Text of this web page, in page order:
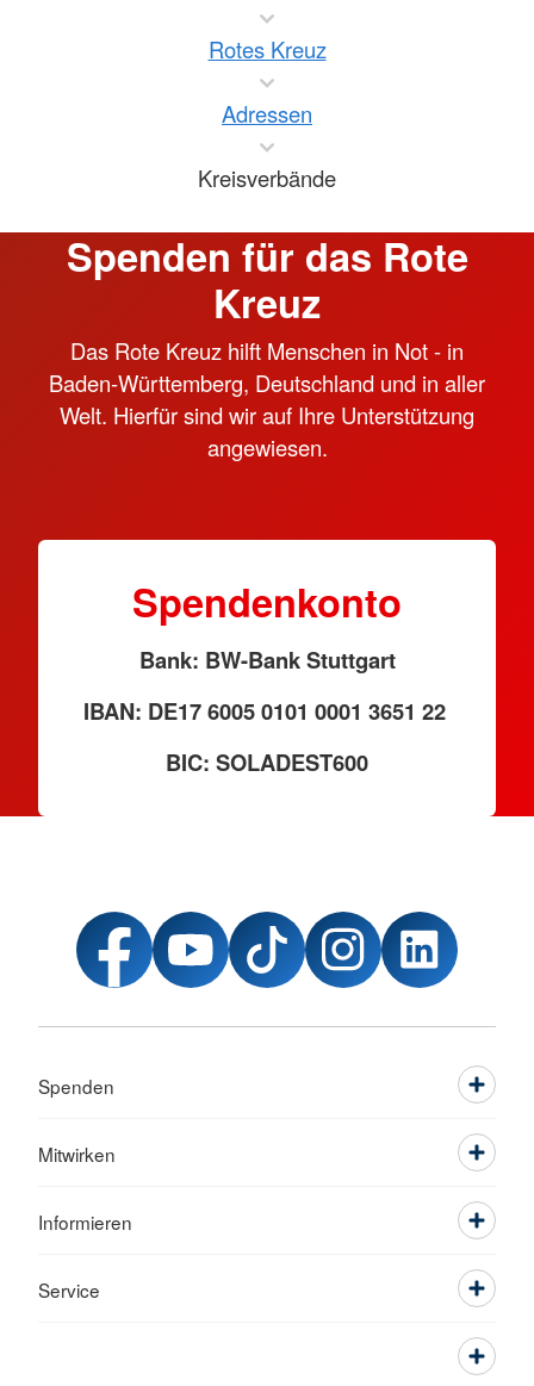
Rotes Kreuz
Adressen
Kreisverbände
Spenden für das Rote
Kreuz
Das Rote Kreuz hilft Menschen in Not - in
Baden-Württemberg, Deutschland und in aller
Welt. Hierfür sind wir auf Ihre Unterstützung
angewiesen.
Spendenkonto
Bank: BW-Bank Stuttgart
IBAN: DE17 6005 0101 0001 3651 22
BIC: SOLADEST600
Spenden
Mitwirken
Informieren
Service